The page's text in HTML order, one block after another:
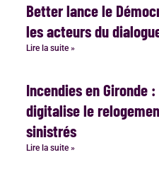
Better lance le
les acteurs du
Lire la suite »
Incendies en Gironde
digitalise le
sinistrés
Lire la suite »